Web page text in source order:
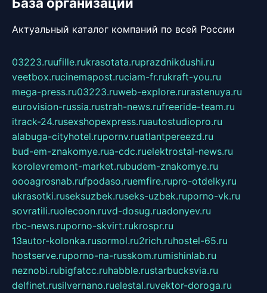
Актуальный каталог компаний по всей России
03223.ruufille.rukrasotata.ruprazdnikdushi.ru
veetbox.rucinemapost.ruciam-fr.rukraft-you.ru
mega-press.ru03223.ruweb-explore.rurastenuya.ru
eurovision-russia.rustrah-news.rufreeride-team.ru
itrack-24.rusexshopexpress.ruautostudiopro.ru
alabuga-cityhotel.rupornv.ruatlantpereezd.ru
bud-em-znakomye.rua-cdc.ruelektrostal-news.ru
korolevremont-market.rubudem-znakomye.ru
oooagrosnab.rufpodaso.ruemfire.rupro-otdelky.ru
ukrasotki.ruseksuzbek.ruseks-uzbek.ruporno-vk.ru
sovratili.ruolecoon.ruvd-dosug.ruadonyev.ru
rbc-news.ruporno-skvirt.rukrospr.ru
13autor-kolonka.rusormol.ru2rich.ruhostel-65.ru
hostserve.ruporno-na-russkom.rumishinlab.ru
neznobi.rubigfatcc.ruhabble.rustarbucksvia.ru
delfinet.rusilvernano.ruelestal.ruvektor-doroga.ru